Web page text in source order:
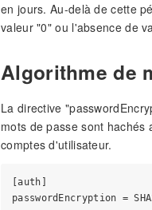
en jours. Au-delà de cette
valeur "0" ou l'absence de
Algorithme de
La directive
mots de passe sont
comptes d'utilisateur.
[auth]